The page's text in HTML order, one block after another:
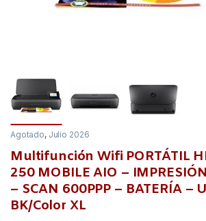
Agotado, Julio 2026
Multifunción Wifi PORTÁTIL
250 MOBILE AIO –
– SCAN 600PPP – BATERÍA –
BK/Color XL